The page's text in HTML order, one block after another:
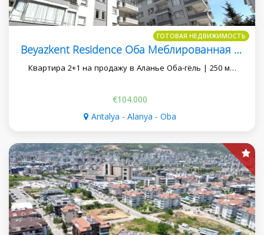
ГОТОВАЯ НЕДВИЖИМОСТЬ
Beyazkent Residence Оба Меблированная Квартира 2+1 Подходит Для Внж
Квартира 2+1 на продажу в Аланье Оба-гёль | 250 м…
€104.000
Antalya - Alanya - Oba